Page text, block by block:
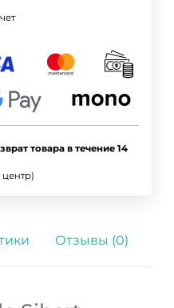
товара в течение 14
Отзывы (0)